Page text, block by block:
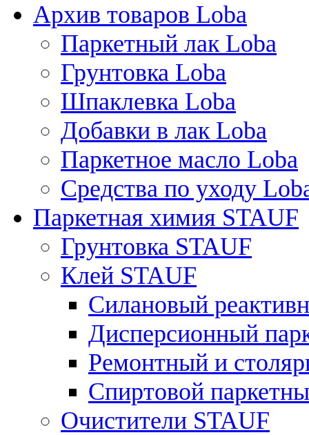
Архив товаров Loba
Паркетный лак Loba
Грунтовка Loba
Шпаклевка Loba
Добавки в лак Loba
Паркетное масло Loba
Средства по уходу
Паркетная химия STAUF
Грунтовка STAUF
Клей STAUF
Силановый
Дисперсионный
Ремонтный и
Спиртовой
Очистители STAUF